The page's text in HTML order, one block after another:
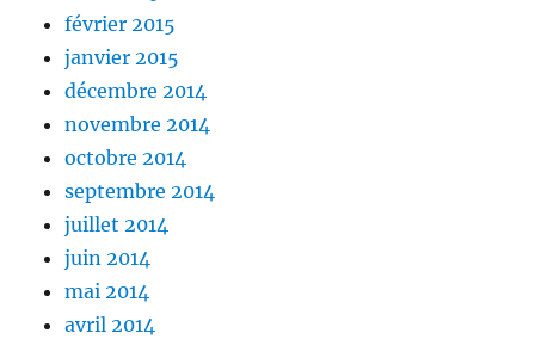
février 2015
janvier 2015
décembre 2014
novembre 2014
octobre 2014
septembre 2014
juillet 2014
juin 2014
mai 2014
avril 2014